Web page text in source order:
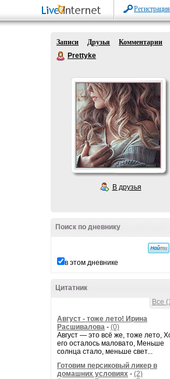
Регистрация
Записи Друзья
Комментарии
Prettyke
В друзья
Поиск по дневнику
в этом дневнике
Цитатник
Все
Август - тоже лето! Ирина
Расшивалова - (0)
Август — это всё же, тоже лето,
его осталось маловато, Меньше
солнца стало, меньше свет...
Готовим персиковый ликер в
домашних условиях - (2)